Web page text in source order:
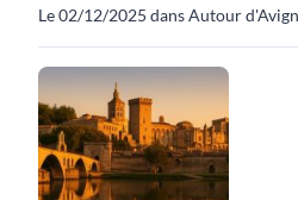
Le 02/12/2025 dans Autour